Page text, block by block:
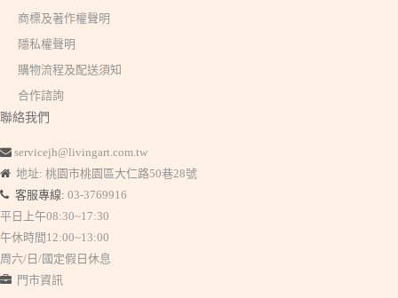
商標及著作權聲明
隱私權聲明
購物流程及配送須知
合作諮詢
聯絡我們
servicejh@livingart.com.tw
地址: 桃園市桃園區大仁路50巷28號
客服專線: 03-3769916
平日上午08:30~17:30
午休時間12:00~13:00
周六/日/國定假日休息
門市資訊